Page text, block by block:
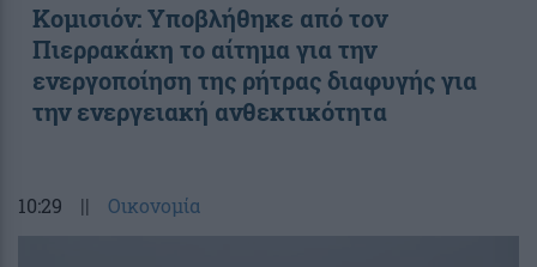
Κομισιόν: Υποβλήθηκε από τον
Πιερρακάκη το αίτημα για την
ενεργοποίηση της ρήτρας διαφυγής για
την ενεργειακή ανθεκτικότητα
10:29 || Οικονομία